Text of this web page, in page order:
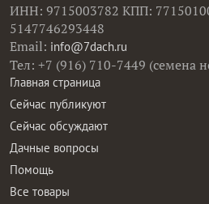
ИНН: 9715003782 КПП:
5147746293448
Email: info@7dach.ru
Тел: +7 (916) 710-7449 (семена
Главная страница
Сейчас публикуют
Сейчас обсуждают
Дачные вопросы
Помощь
Все товары